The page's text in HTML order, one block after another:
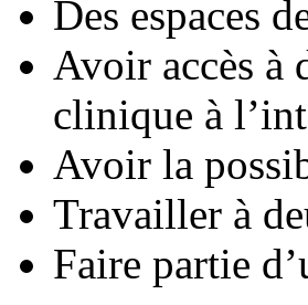
Des espaces
Avoir accès à
clinique à
Avoir la
Travailler à
Faire partie